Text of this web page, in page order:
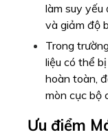
✪ Bề mặt của
để tăng tuổi
an toàn.
✪ Máy đo ăn
thao tác trên
✪ Người dùng